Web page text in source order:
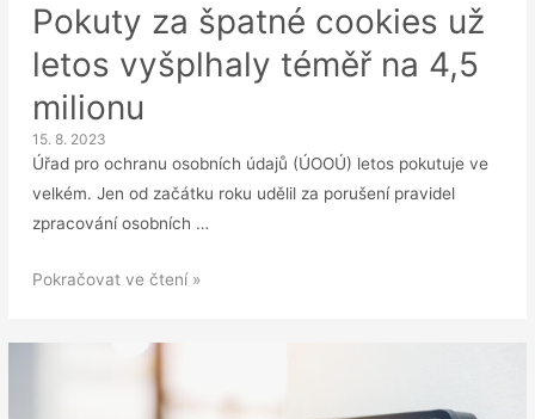
Pokuty za špatné cookies už
letos vyšplhaly téměř na 4,5
milionu
15. 8. 2023
Úřad pro ochranu osobních údajů (ÚOOÚ) letos pokutuje ve
velkém. Jen od začátku roku udělil za porušení pravidel
zpracování osobních …
Pokuty
Pokračovat ve čtení »